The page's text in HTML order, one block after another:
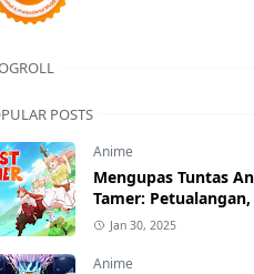
POSTS
Anime
Mengupas Tuntas
Tamer: Petualangan,
Karakter yang
Jan 30, 2025
Anime